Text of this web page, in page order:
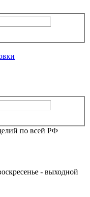
по всей РФ
- выходной